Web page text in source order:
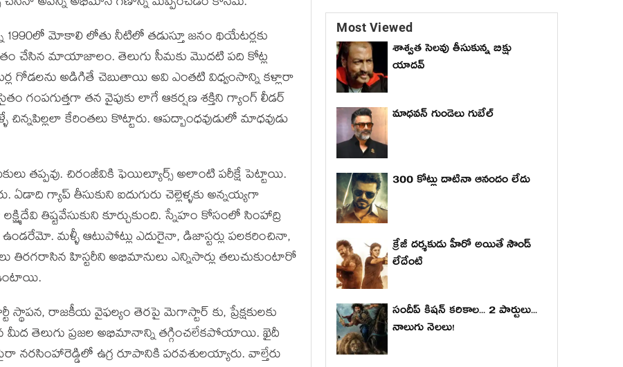
1990లో మోకాలి లోతు నీటిలో తడుస్తూ జనం థియేటర్లకు
చేసిన మాయాజాలం. తెలుగు సీమకు మొదటి పది కోట్ల
గోడలను అడిగితే చెబుతాయి అవి ఎంతటి విధ్వంసాన్ని కళ్లారా
తన వైపుకు లాగే ఆకర్షణ శక్తిని గ్యాంగ్ లీడర్
చిన్నపిల్లలా కేరింతలు కొట్టారు. ఆపద్బాంధవుడులో మాధవుడు
తప్పవు. చిరంజీవికి ఫెయిల్యూర్స్ అలాంటి పరీక్షే పెట్టాయి.
ఏడాది గ్యాప్ తీసుకుని ఐదుగురు చెల్లెళ్ళకు అన్నయ్యగా
తిష్టవేసుకుని కూర్చుకుంది. స్నేహం కోసంలో సింహాద్రి
ఉండరేమో. మళ్ళీ ఆటుపోట్లు ఎదురైనా, డిజాస్టర్లు పలకరించినా,
తిరగరాసిన హిస్టరీని అభిమానులు ఎన్నిసార్లు తలుచుకుంటారో
ఉంటాయి.
రాజకీయ వైఫల్యం తెరపై మెగాస్టార్ కు, ప్రేక్షకులకు
మీద తెలుగు ప్రజల అభిమానాన్ని తగ్గించలేకపోయాయి. ఖైదీ
నరసింహారెడ్డిలో ఉగ్ర రూపానికి పరవశులయ్యారు. వాల్తేరు
Most Viewed
శాశ్వత సెలవు తీసుకున్న బిక్షు
యాదవ్
మాధ‌వ‌న్ గుండెలు గుబేల్‌
300 కోట్లు దాటినా ఆనందం లేదు
క్రేజీ దర్శకుడు హీరో అయితే సౌండ్
లేదేంటి
సందీప్ కిషన్ కరికాల... 2 పార్టులు...
నాలుగు నెలలు!